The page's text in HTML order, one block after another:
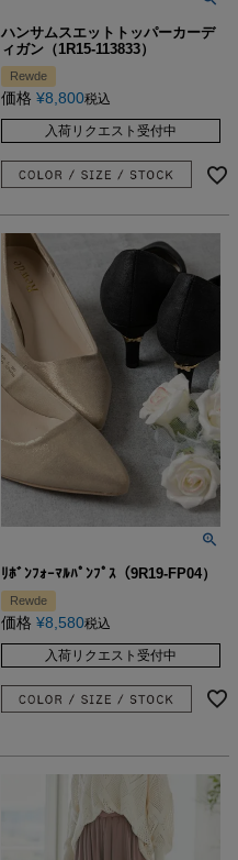
ハンサムスエットトッパーカーデ
ィガン（1R15-113833）
Rewde
価格 ¥8,800税込
入荷リクエスト受付中
ﾘﾎﾞﾝﾌｫｰﾏﾙﾊﾟﾝﾌﾟｽ（9R19-FP04）
Rewde
価格 ¥8,580税込
入荷リクエスト受付中